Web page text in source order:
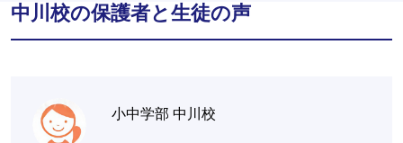
中川校の保護者と生徒の声
小中学部 中川校